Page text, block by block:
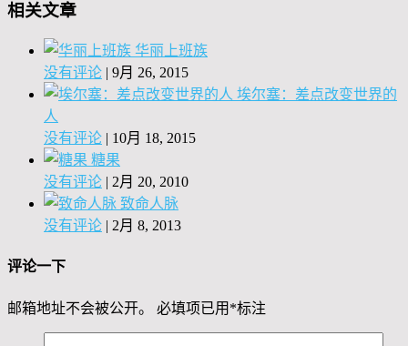
相关文章
华丽上班族
没有评论 | 9月 26, 2015
埃尔塞：差点改变世界的
人
没有评论 | 10月 18, 2015
糖果
没有评论 | 2月 20, 2010
致命人脉
没有评论 | 2月 8, 2013
评论一下
邮箱地址不会被公开。 必填项已用 *标注